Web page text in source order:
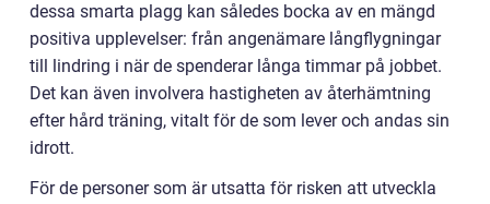
dessa smarta plagg kan således bocka av en mängd
positiva upplevelser: från angenämare långflygningar
till lindring i när de spenderar långa timmar på jobbet.
Det kan även involvera hastigheten av återhämtning
efter hård träning, vitalt för de som lever och andas sin
idrott.
För de personer som är utsatta för risken att utveckla